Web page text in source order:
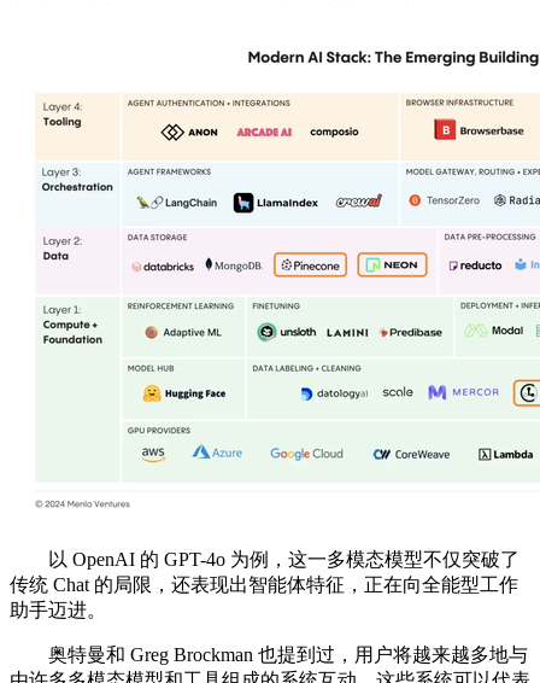
以 OpenAI 的 GPT-4o 为例，这一多模态模型不仅突破了
传统 Chat 的局限，还表现出智能体特征，正在向全能型工作
助手迈进。
奥特曼和 Greg Brockman 也提到过，用户将越来越多地与